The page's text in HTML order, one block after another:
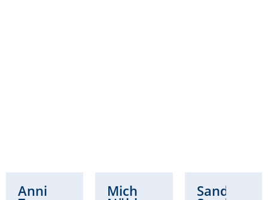
Annikka Michaela Sandra